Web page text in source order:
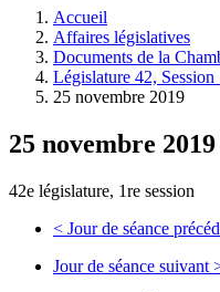
législative.
Accueil
Affaires législatives
Documents de la
Législature 42, Session
25 novembre 2019
25 novembre 2019
42e législature, 1re session
< Jour de séance
Jour de séance suivant